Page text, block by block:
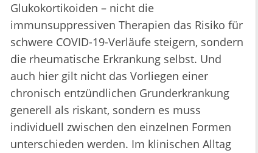
Glukokortikoiden – nicht die
immunsuppressiven Therapien das Risiko für
schwere COVID-19-Verläufe steigern, sondern
die rheumatische Erkrankung selbst. Und
auch hier gilt nicht das Vorliegen einer
chronisch entzündlichen Grunderkrankung
generell als riskant, sondern es muss
individuell zwischen den einzelnen Formen
unterschieden werden. Im klinischen Alltag